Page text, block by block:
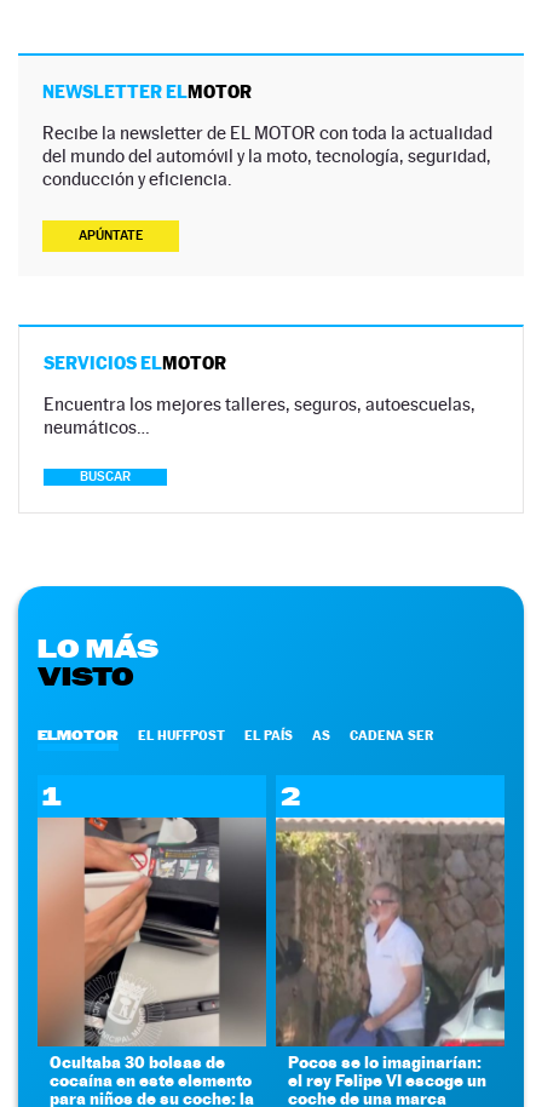
NEWSLETTER ELMOTOR
Recibe la newsletter de EL MOTOR con toda la actualidad
del mundo del automóvil y la moto, tecnología, seguridad,
conducción y eficiencia.
APÚNTATE
SERVICIOS ELMOTOR
Encuentra los mejores talleres, seguros, autoescuelas,
neumáticos…
BUSCAR
LO MÁS
VISTO
ELMOTOR EL HUFFPOST EL PAÍS AS CADENA SER
1
Ocultaba 30 bolsas de
cocaína en este elemento
para niños de su coche: la
2
Pocos se lo imaginarían:
el rey Felipe VI escoge un
coche de una marca